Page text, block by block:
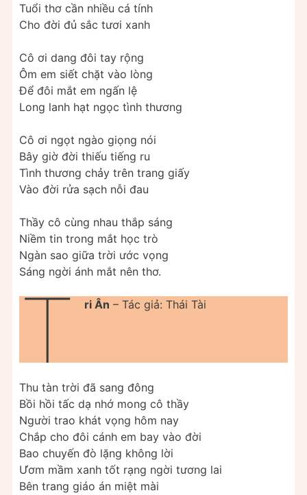
Tuổi thơ cần nhiều cá tính
Cho đời đủ sắc tươi xanh
Cô ơi dang đôi tay rộng
Ôm em siết chặt vào lòng
Để đôi mắt em ngấn lệ
Long lanh hạt ngọc tình thương
Cô ơi ngọt ngào giọng nói
Bây giờ đời thiếu tiếng ru
Tình thương chảy trên trang giấy
Vào đời rửa sạch nỗi đau
Thầy cô cùng nhau thắp sáng
Niềm tin trong mắt học trò
Ngàn sao giữa trời ước vọng
Sáng ngời ánh mắt nên thơ.
T ri Ân – Tác giả: Thái Tài
Thu tàn trời đã sang đông
Bồi hồi tấc dạ nhớ mong cô thầy
Người trao khát vọng hôm nay
Chắp cho đôi cánh em bay vào đời
Bao chuyến đò lặng không lời
Ươm mầm xanh tốt rạng ngời tương lai
Bên trang giáo án miệt mài